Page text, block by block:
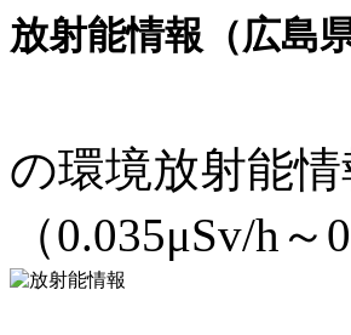
放射能情報（広島
の環境放射能
（0.035μSv/h